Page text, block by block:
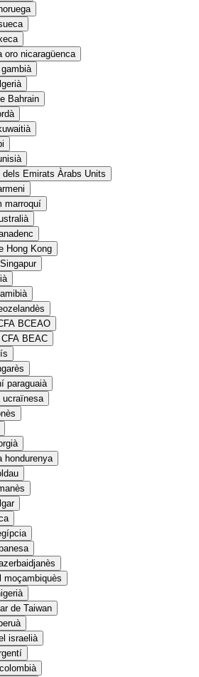
oro nicaragüenca
Bahrain
dels Emirats Àrabs Units
marroquí
Hong Kong
BCEAO
CFA BEAC
paraguaià
ucraïnesa
hondurenya
moçambiquès
de Taiwan
israelià